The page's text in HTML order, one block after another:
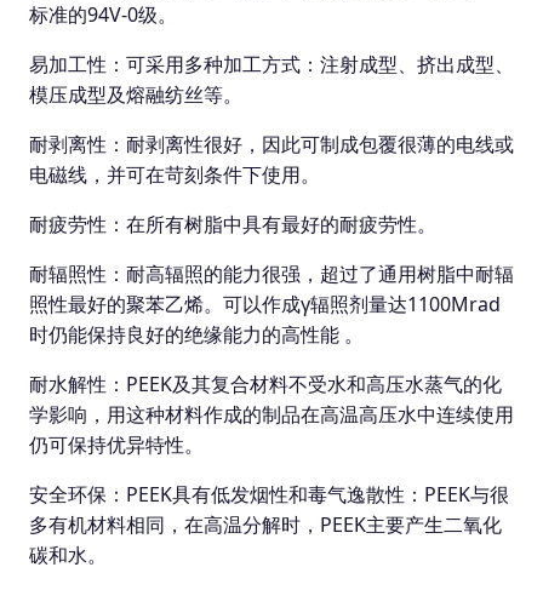
标准的94V-0级。
易加工性：可采用多种加工方式：注射成型、挤出成型、
模压成型及熔融纺丝等。
耐剥离性：耐剥离性很好，因此可制成包覆很薄的电线或
电磁线，并可在苛刻条件下使用。
耐疲劳性：在所有树脂中具有最好的耐疲劳性。
耐辐照性：耐高辐照的能力很强，超过了通用树脂中耐辐
照性最好的聚苯乙烯。可以作成γ辐照剂量达1100Mrad
时仍能保持良好的绝缘能力的高性能 。
耐水解性：PEEK及其复合材料不受水和高压水蒸气的化
学影响，用这种材料作成的制品在高温高压水中连续使用
仍可保持优异特性。
安全环保：PEEK具有低发烟性和毒气逸散性：PEEK与很
多有机材料相同，在高温分解时，PEEK主要产生二氧化
碳和水。